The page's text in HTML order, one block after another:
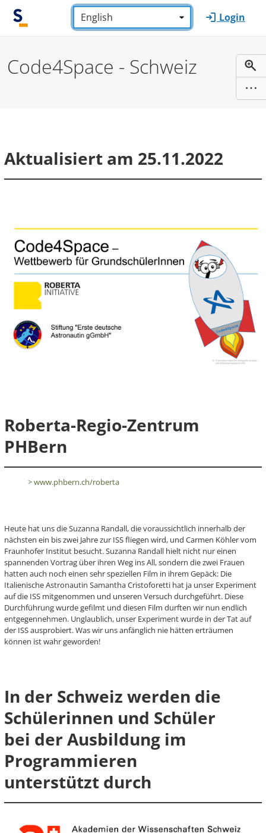
Skip to main contentLanguage: Login
Code4Space - Schweiz
Aktualisiert am 25.11.2022
Roberta-Regio-Zentrum
PHBern
> www.phbern.ch/roberta
Heute hat uns die Suzanna Randall, die voraussichtlich innerhalb der
nächsten ein bis zwei Jahre zur ISS fliegen wird, und Carmen Köhler vom
Fraunhofer Institut besucht. Suzanna Randall hielt nicht nur einen
spannenden Vortrag über ihren Weg ins All, sondern die zwei Frauen
hatten auch noch einen sehr speziellen Film in ihrem Gepäck: Die
Italienische Astronautin Samantha Cristoforetti hat ja unser Experiment
auf die ISS mitgenommen und unseren Versuch durchgeführt. Diese
Durchführung wurde gefilmt und diesen Film durften wir nun endlich
entgegennehmen. Unglaublich, unser Experiment wurde in der Tat auf
der ISS ausprobiert. Was wir uns anfänglich nie hätten erträumen
können ist wahr geworden!
In der Schweiz werden die
Schülerinnen und Schüler
bei der Ausbildung im
Programmieren
unterstützt durch